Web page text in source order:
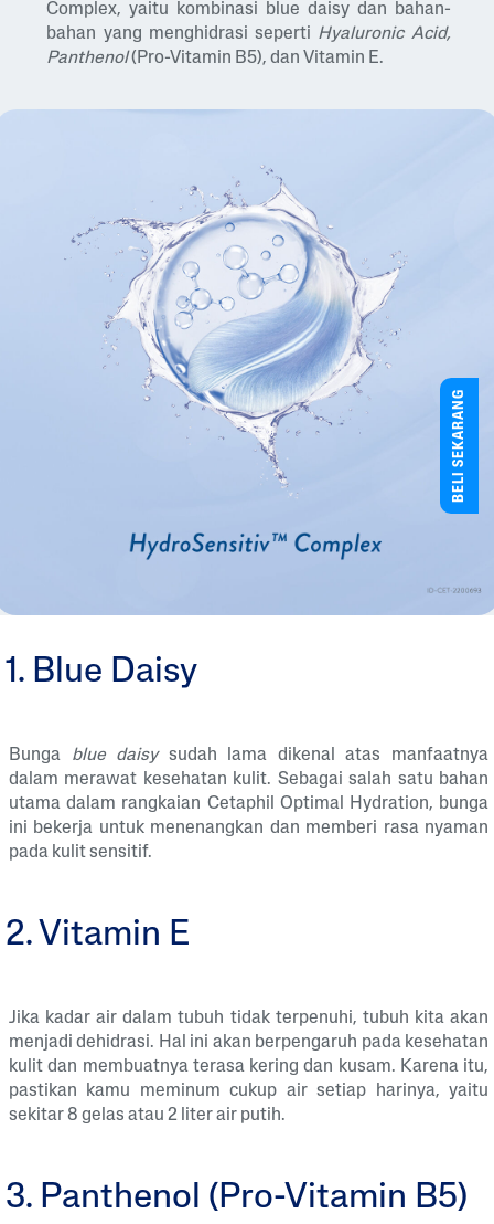
Complex, yaitu kombinasi blue daisy dan bahan-
bahan yang menghidrasi seperti Hyaluronic Acid,
Panthenol(Pro-Vitamin B5), dan Vitamin E.
1. Blue Daisy
Bunga blue daisysudah lama dikenal atas manfaatnya
dalam merawat kesehatan kulit. Sebagai salah satu bahan
utama dalam rangkaian Cetaphil Optimal Hydration, bunga
ini bekerja untuk menenangkan dan memberi rasa nyaman
pada kulit sensitif.
2. Vitamin E
Jika kadar air dalam tubuh tidak terpenuhi, tubuh kita akan
menjadi dehidrasi. Hal ini akan berpengaruh pada kesehatan
kulit dan membuatnya terasa kering dan kusam. Karena itu,
pastikan kamu meminum cukup air setiap harinya, yaitu
sekitar 8 gelas atau 2 liter air putih.
3. Panthenol (Pro-Vitamin B5)
BELI SEKARANG